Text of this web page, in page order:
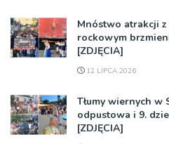
Mnóstwo atrakcji
rockowym
[ZDJĘCIA]
12 LIPCA 2026
Tłumy wiernych w
odpustowa i 9.
[ZDJĘCIA]